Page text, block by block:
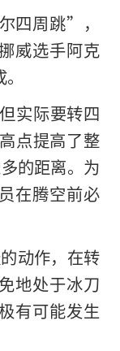
四周跳”，
威选手阿克
实际要转四
点提高了整
的距离。为
在腾空前必
动作，在转
地处于冰刀
有可能发生